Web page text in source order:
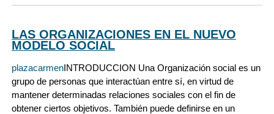
LAS ORGANIZACIONES EN EL NUEVO
MODELO SOCIAL
plazacarmenINTRODUCCION Una Organización social es un
grupo de personas que interactúan entre sí, en virtud de
mantener determinadas relaciones sociales con el fin de
obtener ciertos objetivos. También puede definirse en un